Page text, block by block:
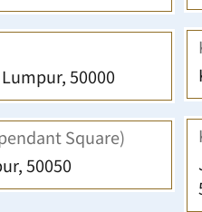
50000
Square)
50050